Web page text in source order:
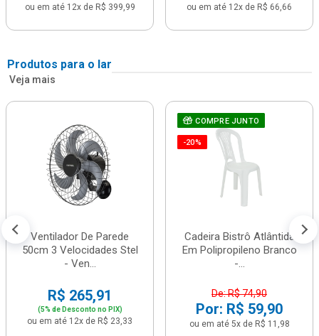
ou em até 12x de R$ 399,99 ou em até 12x de R$ 66,66
Produtos para o lar
Veja mais
Ventilador De Parede
50cm 3 Velocidades Stel
- Ven...
R$ 265,91
(5% de Desconto no PIX)
ou em até 12x de R$ 23,33
COMPRE JUNTO
-20%
Cadeira Bistrô Atlântida
Em Polipropileno Branco
-...
De: R$ 74,90
Por: R$ 59,90
ou em até 5x de R$ 11,98